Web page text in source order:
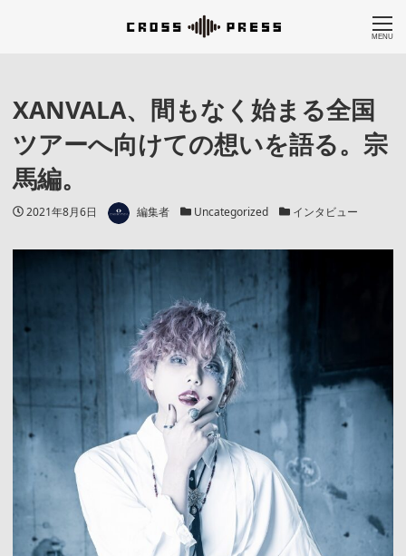
MENU
XANVALA、間もなく始まる全国
ツアーへ向けての想いを語る。宗
馬編。
投稿日
2021年8月6日 著者 編集者 カテゴリー
Uncategorized カテゴリー
インタビュー